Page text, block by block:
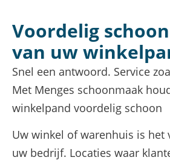
Voordelig
van uw
Snel een antwoord. Service
Met Menges schoonmaak
winkelpand voordelig schoon
Uw winkel of warenhuis is het
uw bedrijf. Locaties waar